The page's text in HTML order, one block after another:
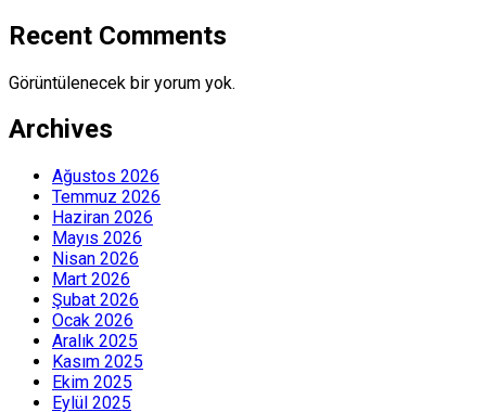
Recent Comments
Görüntülenecek bir yorum yok.
Archives
Ağustos 2026
Temmuz 2026
Haziran 2026
Mayıs 2026
Nisan 2026
Mart 2026
Şubat 2026
Ocak 2026
Aralık 2025
Kasım 2025
Ekim 2025
Eylül 2025